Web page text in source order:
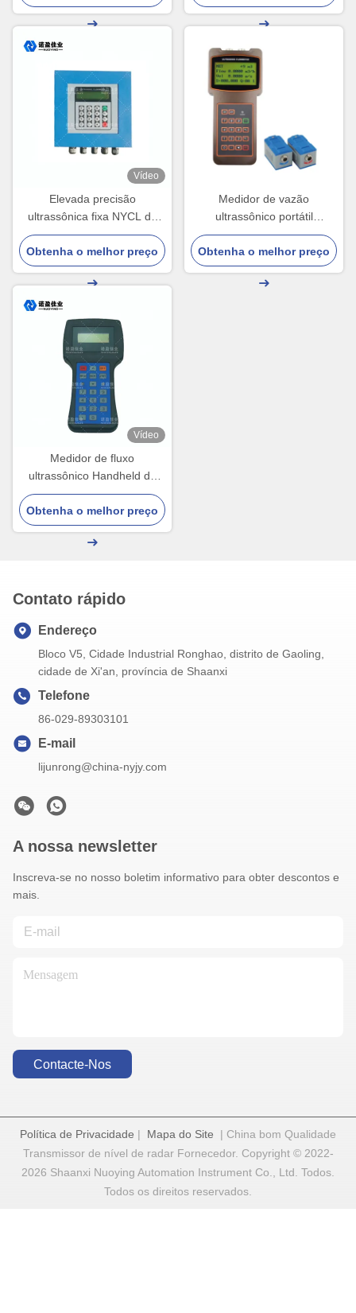
Vídeo
Elevada precisão
ultrassônica fixa NYCL do
medidor de fluxo da relação
da vasta gama - 100G
Obtenha o melhor preço
Medidor de vazão
ultrassônico portátil
NYUF100H para tubulações
DN32 a DN6000
Obtenha o melhor preço
Vídeo
Medidor de fluxo
ultrassônico Handheld de
pouco peso RS485 NYCL -
tipo 100A
Obtenha o melhor preço
Contato rápido
Endereço
Bloco V5, Cidade Industrial Ronghao, distrito de Gaoling,
cidade de Xi'an, província de Shaanxi
Telefone
86-029-89303101
E-mail
lijunrong@china-nyjy.com
A nossa newsletter
Inscreva-se no nosso boletim informativo para obter descontos e
mais.
Contacte-Nos
Política de Privacidade | Mapa do Site | China bom Qualidade
Transmissor de nível de radar Fornecedor. Copyright © 2022-
2026 Shaanxi Nuoying Automation Instrument Co., Ltd. Todos.
Todos os direitos reservados.